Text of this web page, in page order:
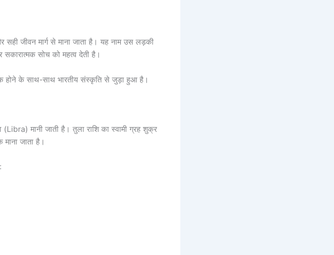
जीवन मार्ग से माना जाता है। यह नाम उस लड़की
सकारात्मक सोच को महत्व देती है।
होने के साथ-साथ भारतीय संस्कृति से जुड़ा हुआ है।
मानी जाती है। तुला राशि का स्वामी ग्रह शुक्र
जाता है।